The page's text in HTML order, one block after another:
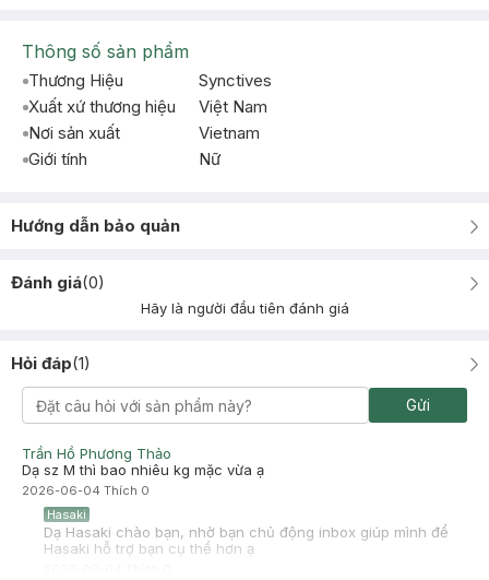
Thông số sản phẩm
Thương Hiệu
Synctives
Xuất xứ thương hiệu
Việt Nam
Nơi sản xuất
Vietnam
Giới tính
Nữ
Hướng dẫn bảo quản
Đánh giá(0)
Hãy là người đầu tiên đánh giá
Hỏi đáp(1)
Gửi
Trần Hồ Phương Thảo
Dạ sz M thì bao nhiêu kg mặc vừa ạ
2026-06-04 Thích 0
Hasaki
Dạ Hasaki chào bạn, nhờ bạn chủ động inbox giúp mình để
Hasaki hỗ trợ bạn cụ thể hơn ạ